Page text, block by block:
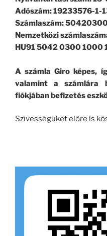
Adószám: 19233576-1-
Számlaszám:
Nemzetközi
HU91 5042 0300
A számla Giro képes,
valamint a számlára
fiókjában befizetés
Szívességüket előre is